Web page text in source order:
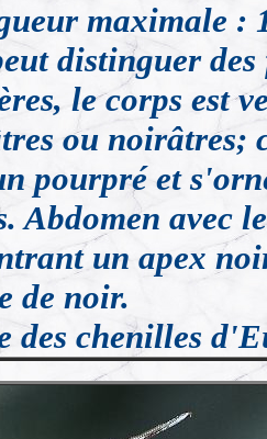
maximale :
distinguer des
le corps est
ou noirâtres;
pourpré et
Abdomen avec
un apex
de noir.
des chenilles